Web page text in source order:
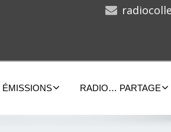
ÉMISSIONS RADIO… PARTAGE